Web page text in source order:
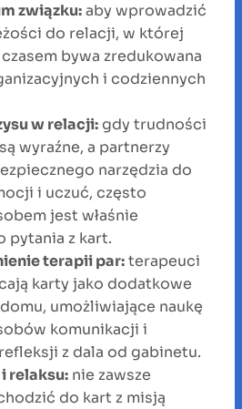
związku:aby wprowadzić
do relacji, w której
bywa zredukowana
i codziennych
w relacji:gdy trudności
wyraźne, a partnerzy
narzędzia do
i uczuć, często
jest właśnie
pytania z kart.
terapii par:terapeuci
karty jako dodatkowe
umożliwiające naukę
komunikacji i
z dala od gabinetu.
relaksu: nie zawsze
do kart z misją